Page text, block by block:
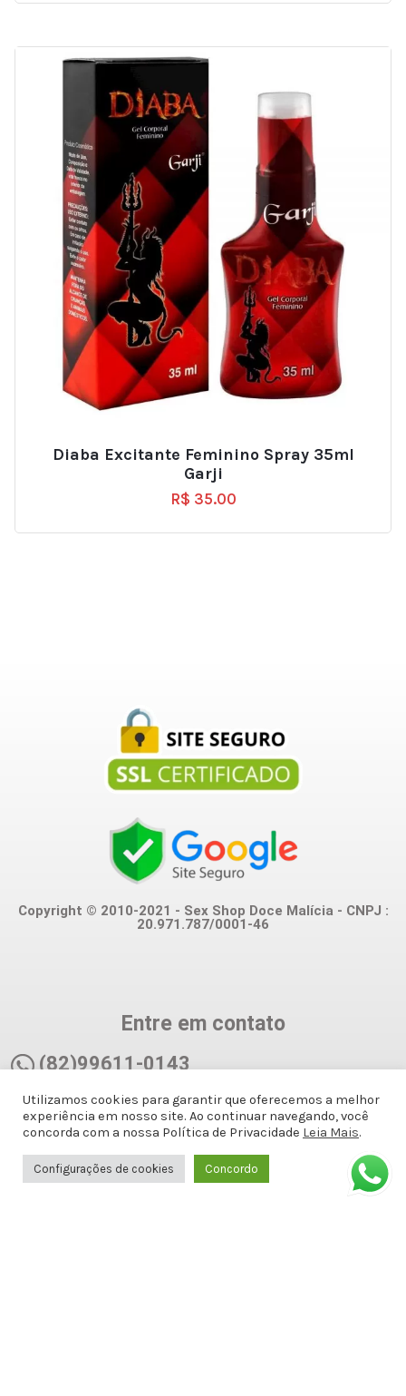
Diaba Excitante Feminino Spray 35ml
Garji
R$ 35.00
Copyright © 2010-2021 - Sex Shop Doce Malícia - CNPJ :
20.971.787/0001-46
Entre em contato
(82)99611-0143
(82)99611-0143
docemalicianet@gmail.com
Utilizamos cookies para garantir que oferecemos a melhor
experiência em nosso site. Ao continuar navegando, você
concorda com a nossa Política de Privacidade Leia Mais.
Configurações de cookies Concordo